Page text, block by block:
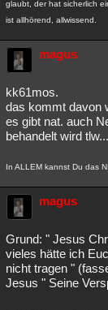
glaubt, der hat sicherlich
ist allhörend, allwissend.
magus
kk61mos.
das kommt davon
es gibt nat. auch
behandelt wird
In ALLEM kannst Du das
magus
Grund: " Jesus
vieles hätte ich
nicht tragen "
Jesus " Seine